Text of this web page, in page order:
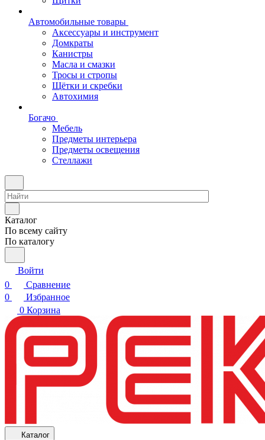
Автомобильные товары
Аксессуары и инструмент
Домкраты
Канистры
Масла и смазки
Тросы и стропы
Щётки и скребки
Автохимия
Богачо
Мебель
Предметы интерьера
Предметы освещения
Стеллажи
Каталог
По всему сайту
По каталогу
Войти
0
Сравнение
0
Избранное
0 Корзина
Каталог